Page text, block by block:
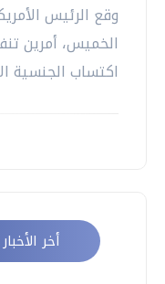
وقع الرئيس
الخميس، أمرين
اكتساب الجنسية
أخر الأخبار